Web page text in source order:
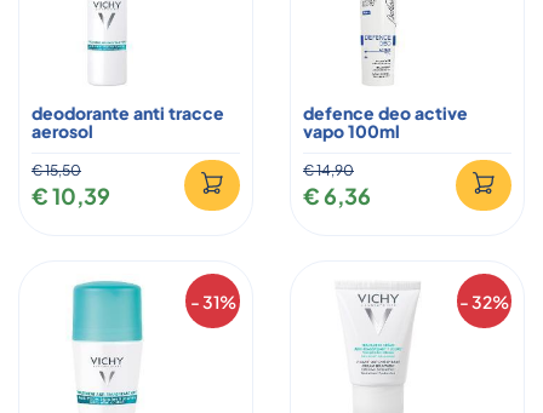
deodorante anti tracce
aerosol
€ 15,50
€ 10,39
defence deo active
vapo 100ml
€ 14,90
€ 6,36
- 31% - 32%